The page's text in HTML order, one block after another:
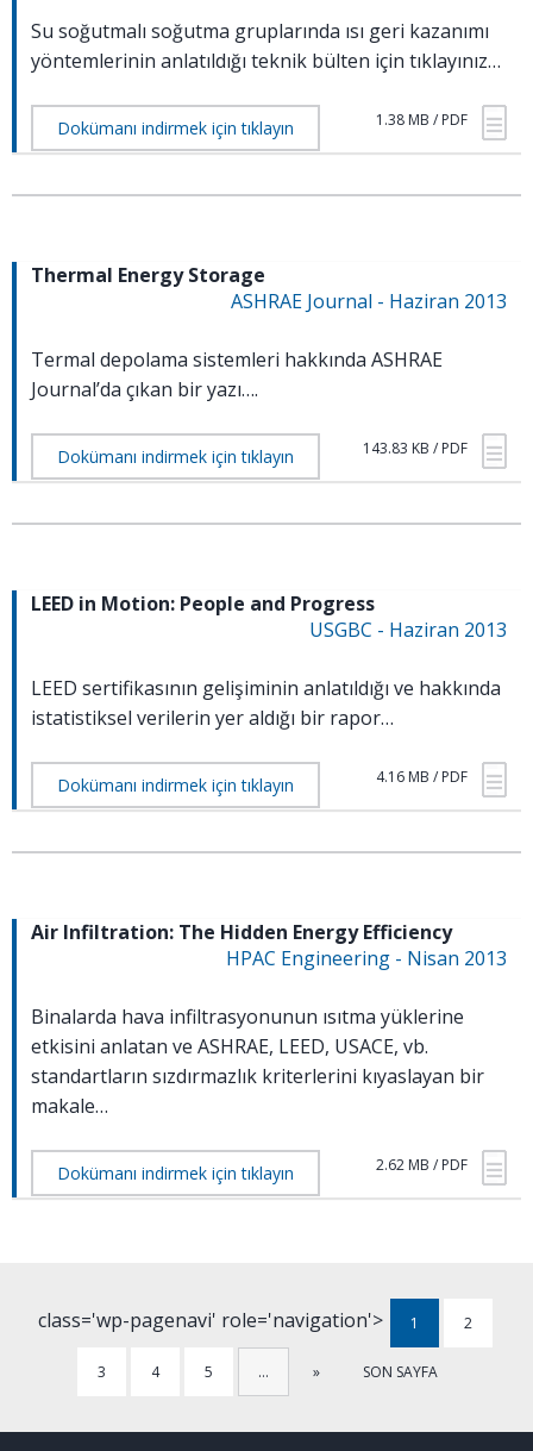
Su soğutmalı soğutma gruplarında ısı geri kazanımı
yöntemlerinin anlatıldığı teknik bülten için tıklayınız…
Dokümanı indirmek için tıklayın 1.38 MB / PDF
Thermal Energy Storage
ASHRAE Journal - Haziran 2013
Termal depolama sistemleri hakkında ASHRAE
Journal’da çıkan bir yazı….
Dokümanı indirmek için tıklayın 143.83 KB / PDF
LEED in Motion: People and Progress
USGBC - Haziran 2013
LEED sertifikasının gelişiminin anlatıldığı ve hakkında
istatistiksel verilerin yer aldığı bir rapor…
Dokümanı indirmek için tıklayın 4.16 MB / PDF
Air Infiltration: The Hidden Energy Efficiency
HPAC Engineering - Nisan 2013
Binalarda hava infiltrasyonunun ısıtma yüklerine
etkisini anlatan ve ASHRAE, LEED, USACE, vb.
standartların sızdırmazlık kriterlerini kıyaslayan bir
makale…
Dokümanı indirmek için tıklayın 2.62 MB / PDF
class='wp-pagenavi' role='navigation'> 1 2
3 4 5 … » SON SAYFA